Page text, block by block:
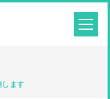
します